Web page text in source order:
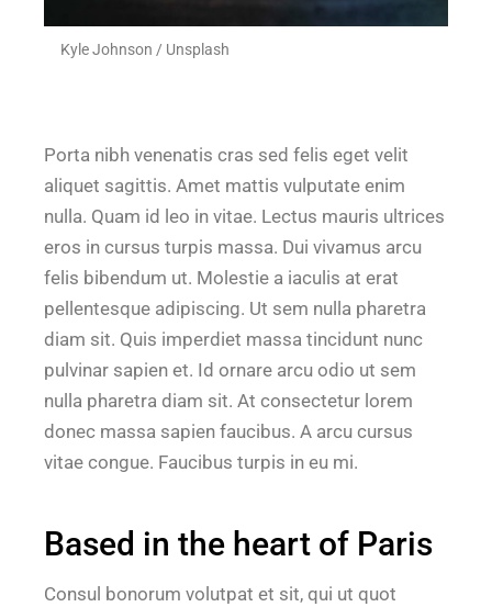
Kyle Johnson / Unsplash
Porta nibh venenatis cras sed felis eget velit
aliquet sagittis. Amet mattis vulputate enim
nulla. Quam id leo in vitae. Lectus mauris ultrices
eros in cursus turpis massa. Dui vivamus arcu
felis bibendum ut. Molestie a iaculis at erat
pellentesque adipiscing. Ut sem nulla pharetra
diam sit. Quis imperdiet massa tincidunt nunc
pulvinar sapien et. Id ornare arcu odio ut sem
nulla pharetra diam sit. At consectetur lorem
donec massa sapien faucibus. A arcu cursus
vitae congue. Faucibus turpis in eu mi.
Based in the heart of Paris
Consul bonorum volutpat et sit, qui ut quot